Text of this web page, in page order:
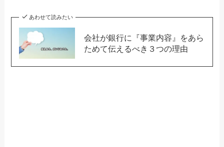
あわせて読みたい
会社が銀行に『事業内容』をあら
ためて伝えるべき３つの理由